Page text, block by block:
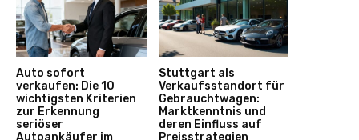
Auto sofort
verkaufen: Die 10
wichtigsten Kriterien
zur Erkennung
seriöser
Autoankäufer im
Stuttgart als
Verkaufsstandort für
Gebrauchtwagen:
Marktkenntnis und
deren Einfluss auf
Preisstrategien